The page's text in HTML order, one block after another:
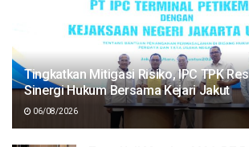
Tingkatkan Mitigasi Risiko, IPC TPK
Sinergi Hukum Bersama Kejari Jakut
06/08/2026